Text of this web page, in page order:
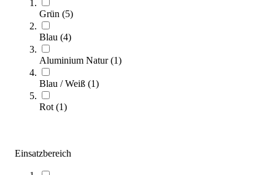
Grün (5)
Blau (4)
Aluminium Natur(1)
Blau / Weiß (1)
Rot (1)
Einsatzbereich
Fahr- und klappbare Hochsprunganlage
8.873,00 €
Varianten zur Auswahl
Längere Lieferzeit